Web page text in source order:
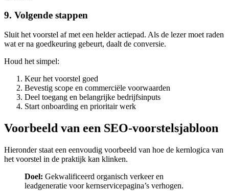
9. Volgende stappen
Sluit het voorstel af met een helder actiepad. Als de lezer moet raden
wat er na goedkeuring gebeurt, daalt de conversie.
Houd het simpel:
Keur het voorstel goed
Bevestig scope en commerciële voorwaarden
Deel toegang en belangrijke bedrijfsinputs
Start onboarding en prioritair werk
Voorbeeld van een SEO-voorstelsjabloon
Hieronder staat een eenvoudig voorbeeld van hoe de kernlogica van
het voorstel in de praktijk kan klinken.
Doel: Gekwalificeerd organisch verkeer en
leadgeneratie voor kernservicepagina’s verhogen.